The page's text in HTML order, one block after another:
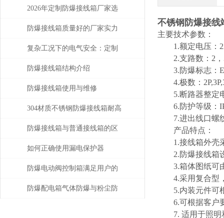
不锈钢防爆接线
主要技术参数：
1.额定电压：
2.支路数：2，
3.防爆标志：
4.极数：
5.断路器整定电
6.防护等级：
7.进出线口螺纹
产品特点：
1.接线箱外壳采
2.防爆接线箱设
3.箱体图纸可由
4.采用复合型，
5.内装元件可根
6.可根据客户要
7. 适用于照明和
2026年定制防爆接线箱厂家选
购指南
防爆接线箱质量好的厂家实力
与产品性能解读
复杂工况下的电气安全：定制
防爆接线箱优质厂家的解决方
案
防爆接线箱结构介绍
防爆接线箱使用与维修
304材质不锈钢防爆接线箱耐高
温多少
防爆接线箱与普通接线箱的区
别在哪?
如何正确使用漏电保护器
防爆电动阀控制箱满足用户的
技术要求
防爆配电箱气体防爆与粉尘防